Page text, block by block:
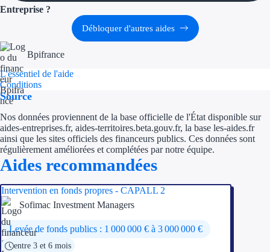
Aides Région
Aides Région
Couvertures
Aides Européennes
Entreprise ?
Débloquer d'autres aides
Bpifrance
L'essentiel de l'aide
Conditions
Source
Nos données proviennent de la base officielle de l'État disponible sur
aides-entreprises.fr, aides-territoires.beta.gouv.fr, la base les-aides.fr
ainsi que les sites officiels des financeurs publics. Ces données sont
régulièrement améliorées et complétées par notre équipe.
Aides recommandées
Intervention en fonds propres - CAPALL 2
Sofimac Investment Managers
Levée de fonds publics : 1 000 000 € à 3 000 000 €
entre 3 et 6 mois